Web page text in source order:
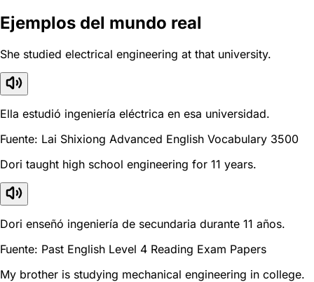
Ejemplos del mundo real
She studied electrical engineering at that university.
Ella estudió ingeniería eléctrica en esa universidad.
Fuente: Lai Shixiong Advanced English Vocabulary 3500
Dori taught high school engineering for 11 years.
Dori enseñó ingeniería de secundaria durante 11 años.
Fuente: Past English Level 4 Reading Exam Papers
My brother is studying mechanical engineering in college.